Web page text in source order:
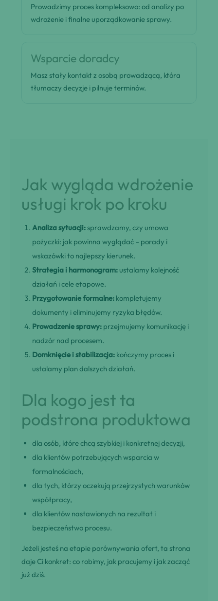
Prowadzimy proces kompleksowo: od analizy po
wdrożenie i finalne uporządkowanie sprawy.
Wsparcie doradcy
Masz stały kontakt z osobą prowadzącą, która
tłumaczy decyzje i pilnuje terminów.
Jak wygląda wdrożenie
usługi krok po kroku
Analiza sytuacji: sprawdzamy, czy umowa
pożyczki: jak powinna wyglądać – porady i
wskazówki to najlepszy kierunek.
Strategia i harmonogram: ustalamy kolejność
działań i cele etapowe.
Przygotowanie formalne: kompletujemy
dokumenty i eliminujemy ryzyka błędów.
Prowadzenie sprawy: przejmujemy komunikację i
nadzór nad procesem.
Domknięcie i stabilizacja: kończymy proces i
ustalamy plan dalszych działań.
Dla kogo jest ta
podstrona produktowa
dla osób, które chcą szybkiej i konkretnej decyzji,
dla klientów potrzebujących wsparcia w
formalnościach,
dla tych, którzy oczekują przejrzystych warunków
współpracy,
dla klientów nastawionych na rezultat i
bezpieczeństwo procesu.
Jeżeli jesteś na etapie porównywania ofert, ta strona
daje Ci konkret: co robimy, jak pracujemy i jak zacząć
już dziś.